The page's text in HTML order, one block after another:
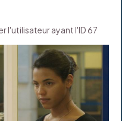
l'utilisateur ayant l'ID 67